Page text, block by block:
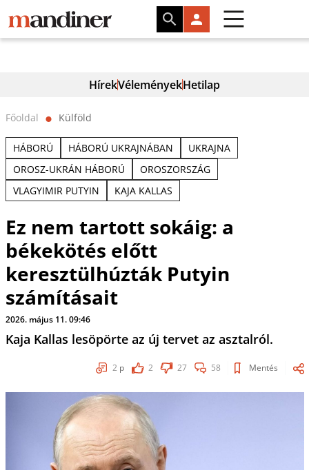
HírekVéleményekHetilap
Főoldal ⬤ Külföld
HÁBORÚ HÁBORÚ UKRAJNÁBAN
UKRAJNA
OROSZ-UKRÁN HÁBORÚ
OROSZORSZÁG
VLAGYIMIR PUTYIN
KAJA KALLAS
Ez nem tartott sokáig: a
békekötés előtt
keresztülhúzták Putyin
számításait
2026. május 11. 09:46
Kaja Kallas lesöpörte az új tervet az asztalról.
2 p 2 27 58 Mentés